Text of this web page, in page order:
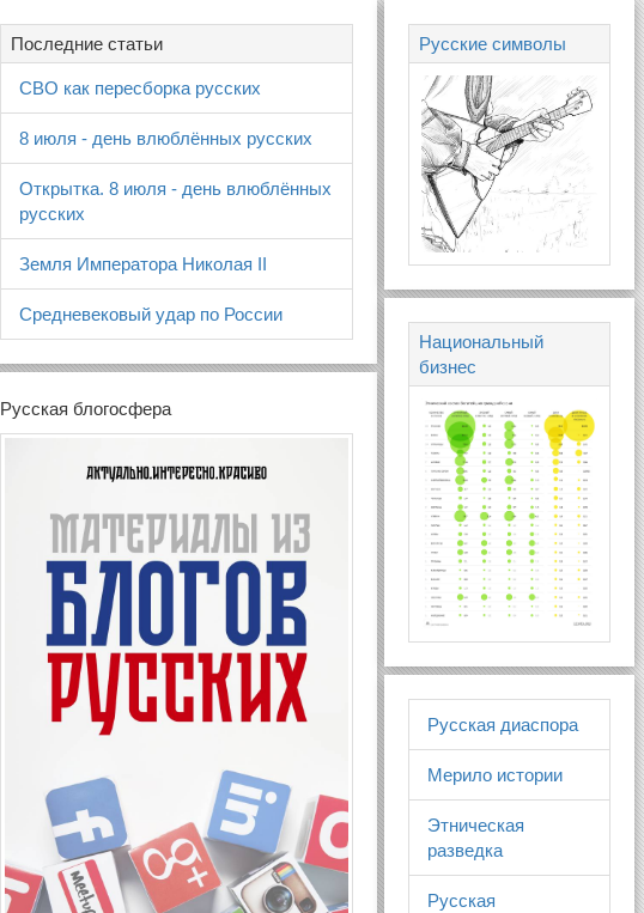
Последние статьи
СВО как пересборка русских
8 июля - день влюблённых русских
Открытка. 8 июля - день влюблённых
русских
Земля Императора Николая II
Средневековый удар по России
Русская блогосфера
Русские символы
Национальный
бизнес
Русская диаспора
Мерило истории
Этническая
разведка
Русская